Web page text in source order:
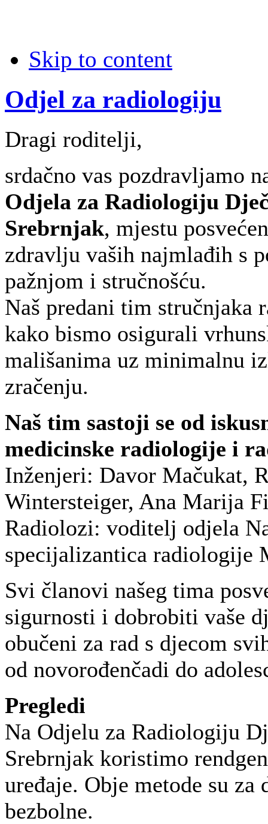
Skip to content
Odjel za radiologiju
Dragi roditelji,
srdačno vas pozdravljamo
Odjela za Radiologiju
Srebrnjak, mjestu
zdravlju vaših najmlađih s
pažnjom i stručnošću.
Naš predani tim stručnjaka
kako bismo osigurali
mališanima uz minimalnu
zračenju.
Naš tim sastoji se od
medicinske radiologije i
Inženjeri: Davor Mačukat,
Wintersteiger, Ana Marija
Radiolozi: voditelj odjela
specijalizantica radiologije
Svi članovi našeg tima
sigurnosti i dobrobiti vaše
obučeni za rad s djecom
od novorođenčadi do
Pregledi
Na Odjelu za Radiologiju
Srebrnjak koristimo
uređaje. Obje metode su za
bezbolne.